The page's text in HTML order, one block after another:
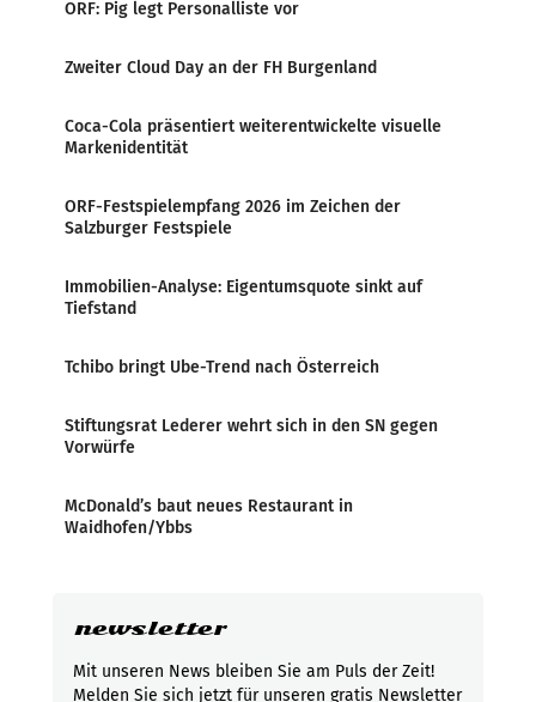
ORF: Pig legt Personalliste vor
Zweiter Cloud Day an der FH Burgenland
Coca-Cola präsentiert weiterentwickelte visuelle
Markenidentität
ORF-Festspielempfang 2026 im Zeichen der
Salzburger Festspiele
Immobilien-Analyse: Eigentumsquote sinkt auf
Tiefstand
Tchibo bringt Ube-Trend nach Österreich
Stiftungsrat Lederer wehrt sich in den SN gegen
Vorwürfe
McDonald’s baut neues Restaurant in
Waidhofen/Ybbs
newsletter
Mit unseren News bleiben Sie am Puls der Zeit!
Melden Sie sich jetzt für unseren gratis Newsletter